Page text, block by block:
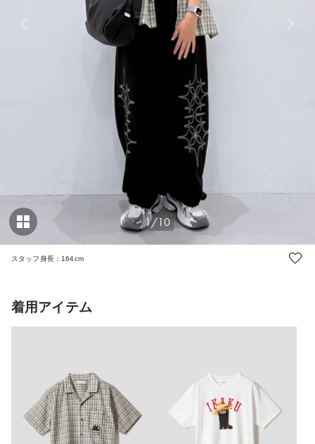
1/10
スタッフ身長：164cm
着用アイテム